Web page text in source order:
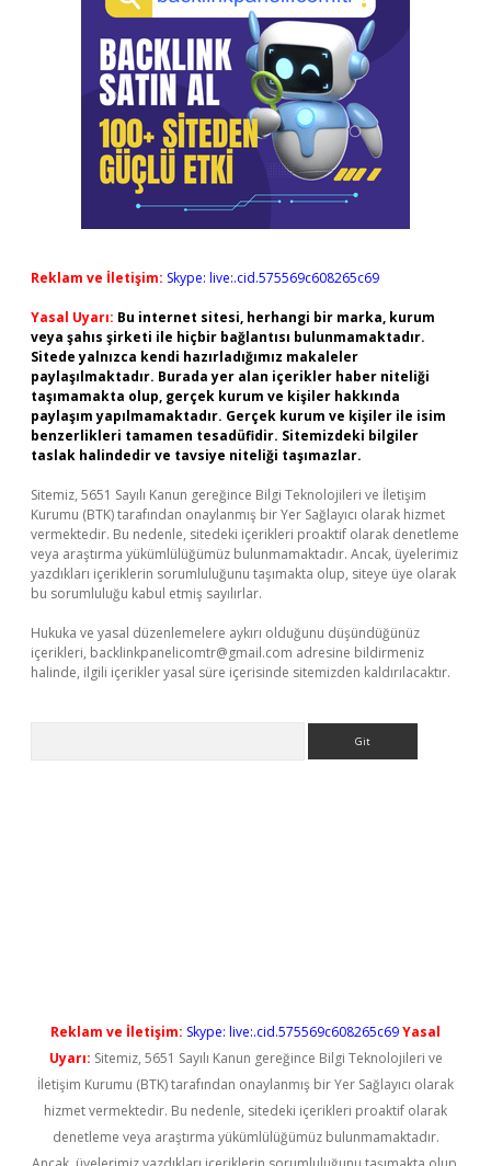
Reklam ve İletişim: Skype: live:.cid.575569c608265c69
Yasal Uyarı: Bu internet sitesi, herhangi bir marka, kurum
veya şahıs şirketi ile hiçbir bağlantısı bulunmamaktadır.
Sitede yalnızca kendi hazırladığımız makaleler
paylaşılmaktadır. Burada yer alan içerikler haber niteliği
taşımamakta olup, gerçek kurum ve kişiler hakkında
paylaşım yapılmamaktadır. Gerçek kurum ve kişiler ile isim
benzerlikleri tamamen tesadüfidir. Sitemizdeki bilgiler
taslak halindedir ve tavsiye niteliği taşımazlar.
Sitemiz, 5651 Sayılı Kanun gereğince Bilgi Teknolojileri ve İletişim
Kurumu (BTK) tarafından onaylanmış bir Yer Sağlayıcı olarak hizmet
vermektedir. Bu nedenle, sitedeki içerikleri proaktif olarak denetleme
veya araştırma yükümlülüğümüz bulunmamaktadır. Ancak, üyelerimiz
yazdıkları içeriklerin sorumluluğunu taşımakta olup, siteye üye olarak
bu sorumluluğu kabul etmiş sayılırlar.
Hukuka ve yasal düzenlemelere aykırı olduğunu düşündüğünüz
içerikleri, backlinkpanelicomtr@gmail.com adresine bildirmeniz
halinde, ilgili içerikler yasal süre içerisinde sitemizden kaldırılacaktır.
Reklam ve İletişim: Skype: live:.cid.575569c608265c69Yasal
Uyarı: Sitemiz, 5651 Sayılı Kanun gereğince Bilgi Teknolojileri ve
İletişim Kurumu (BTK) tarafından onaylanmış bir Yer Sağlayıcı olarak
hizmet vermektedir. Bu nedenle, sitedeki içerikleri proaktif olarak
denetleme veya araştırma yükümlülüğümüz bulunmamaktadır.